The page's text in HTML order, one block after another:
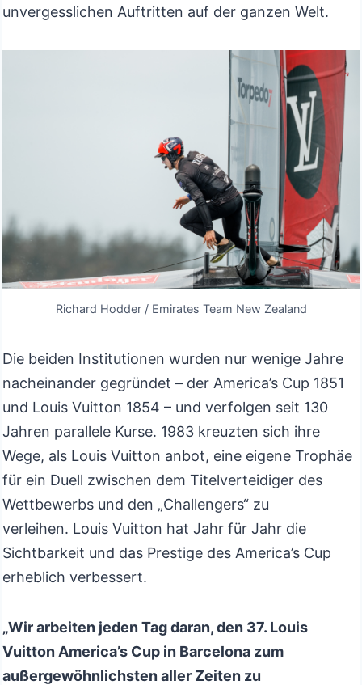
unvergesslichen Auftritten auf der ganzen Welt.
Richard Hodder / Emirates Team New Zealand
Die beiden Institutionen wurden nur wenige Jahre
nacheinander gegründet – der America’s Cup 1851
und Louis Vuitton 1854 – und verfolgen seit 130
Jahren parallele Kurse. 1983 kreuzten sich ihre
Wege, als Louis Vuitton anbot, eine eigene Trophäe
für ein Duell zwischen dem Titelverteidiger des
Wettbewerbs und den „Challengers“ zu
verleihen. Louis Vuitton hat Jahr für Jahr die
Sichtbarkeit und das Prestige des America’s Cup
erheblich verbessert.
„Wir arbeiten jeden Tag daran, den 37. Louis
Vuitton America’s Cup in Barcelona zum
außergewöhnlichsten aller Zeiten zu